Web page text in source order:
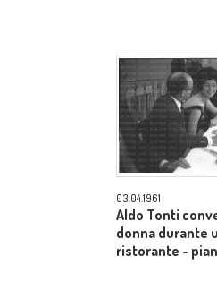
03.04.1961
Aldo Tonti
donna durante
ristorante -